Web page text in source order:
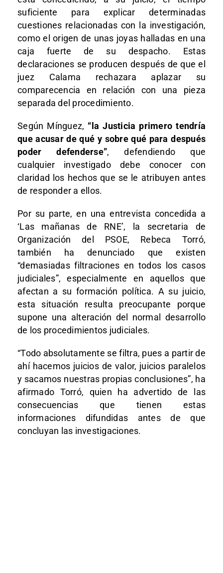
suficiente para explicar determinadas
cuestiones relacionadas con la investigación,
como el origen de unas joyas halladas en una
caja fuerte de su despacho. Estas
declaraciones se producen después de que el
juez Calama rechazara aplazar su
comparecencia en relación con una pieza
separada del procedimiento.
Según Mínguez, “la Justicia primero tendría
que acusar de qué y sobre qué para después
poder defenderse”, defendiendo que
cualquier investigado debe conocer con
claridad los hechos que se le atribuyen antes
de responder a ellos.
Por su parte, en una entrevista concedida a
‘Las mañanas de RNE’, la secretaria de
Organización del PSOE, Rebeca Torró,
también ha denunciado que existen
“demasiadas filtraciones en todos los casos
judiciales”, especialmente en aquellos que
afectan a su formación política. A su juicio,
esta situación resulta preocupante porque
supone una alteración del normal desarrollo
de los procedimientos judiciales.
“Todo absolutamente se filtra, pues a partir de
ahí hacemos juicios de valor, juicios paralelos
y sacamos nuestras propias conclusiones”, ha
afirmado Torró, quien ha advertido de las
consecuencias que tienen estas
informaciones difundidas antes de que
concluyan las investigaciones.